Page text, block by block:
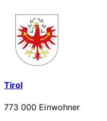
Tirol
773 000 Einwohner